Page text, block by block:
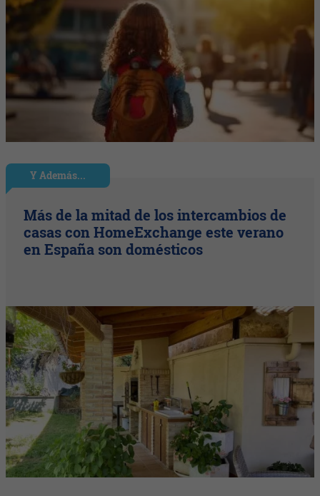
Y Además...
Más de la mitad de los intercambios de
casas con HomeExchange este verano
en España son domésticos